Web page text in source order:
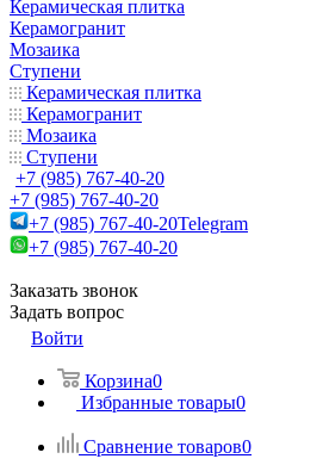
Керамическая плитка
Керамогранит
Мозаика
Ступени
Керамическая плитка
Керамогранит
Мозаика
Ступени
+7 (985) 767-40-20
+7 (985) 767-40-20
+7 (985) 767-40-20Telegram
+7 (985) 767-40-20
Заказать звонок
Задать вопрос
Войти
Корзина0
Избранные товары0
Сравнение товаров0